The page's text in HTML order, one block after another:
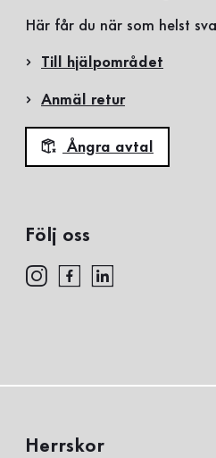
Här får du när som helst
Till hjälpområdet
Anmäl retur
Ångra avtal
Följ oss
Herrskor